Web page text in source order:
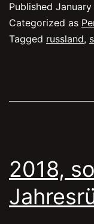
Published January
Categorized as
Tagged russland,
2018,